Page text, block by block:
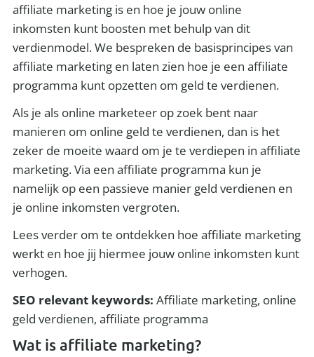
affiliate marketing is en hoe je jouw online
inkomsten kunt boosten met behulp van dit
verdienmodel. We bespreken de basisprincipes van
affiliate marketing en laten zien hoe je een affiliate
programma kunt opzetten om geld te verdienen.
Als je als online marketeer op zoek bent naar
manieren om online geld te verdienen, dan is het
zeker de moeite waard om je te verdiepen in affiliate
marketing. Via een affiliate programma kun je
namelijk op een passieve manier geld verdienen en
je online inkomsten vergroten.
Lees verder om te ontdekken hoe affiliate marketing
werkt en hoe jij hiermee jouw online inkomsten kunt
verhogen.
SEO relevant keywords: Affiliate marketing, online
geld verdienen, affiliate programma
Wat is affiliate marketing?